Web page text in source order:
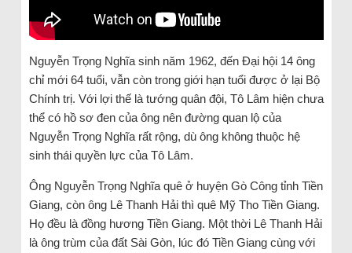
Nguyễn Trọng Nghĩa sinh năm 1962, đến Đại hội 14 ông
chỉ mới 64 tuổi, vẫn còn trong giới hạn tuổi được ở lại Bộ
Chính trị. Với lợi thế là tướng quân đội, Tô Lâm hiện chưa
thể có hồ sơ đen của ông nên đường quan lộ của
Nguyễn Trọng Nghĩa rất rộng, dù ông không thuộc hệ
sinh thái quyền lực của Tô Lâm.
Ông Nguyễn Trọng Nghĩa quê ở huyện Gò Công tỉnh Tiền
Giang, còn ông Lê Thanh Hải thì quê Mỹ Tho Tiền Giang.
Họ đều là đồng hương Tiền Giang. Một thời Lê Thanh Hải
là ông trùm của đất Sài Gòn, lúc đó Tiền Giang cùng với